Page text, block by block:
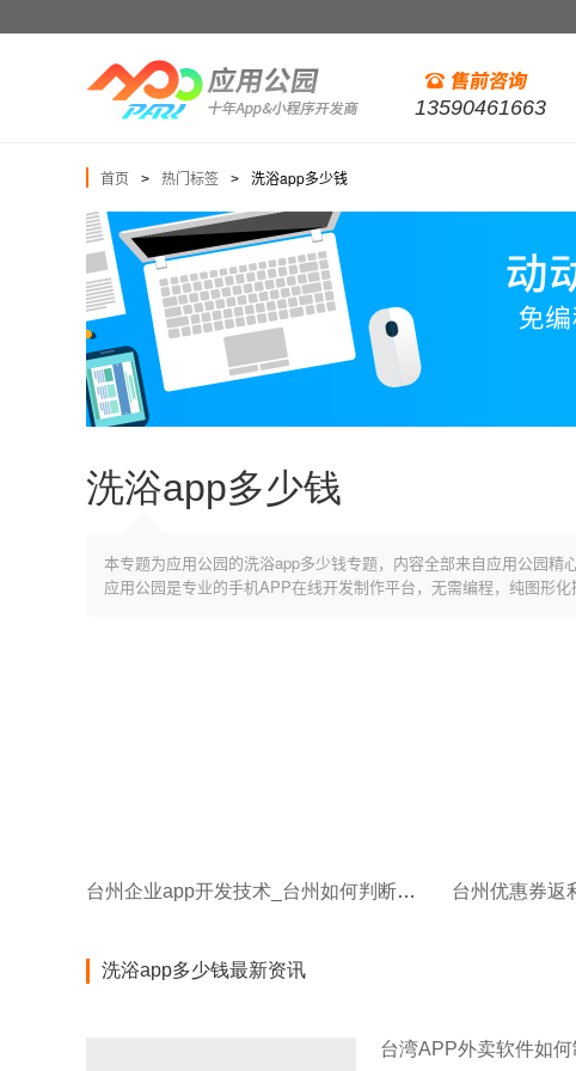
13590461663
首页 > 热门标签 > 洗浴app多少钱
洗浴app多少钱
本专题为应用公园的洗浴app多少钱专题，内容全部来自应用公园精
应用公园是专业的手机APP在线开发制作平台，无需编程，纯图形
台州企业app开发技术_台州如何判断有优势的APP开发公司
洗浴app多少钱最新资讯
台湾APP外卖软件如